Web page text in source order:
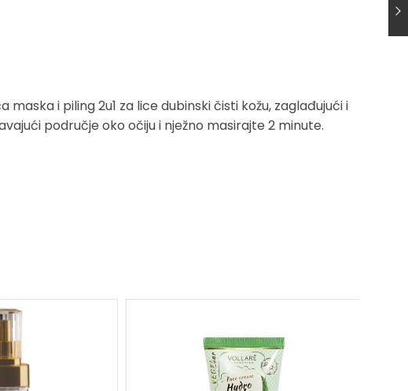
maska i piling 2u1 za lice dubinski čisti kožu, zaglađujući i
područje oko očiju i nježno masirajte 2 minute.